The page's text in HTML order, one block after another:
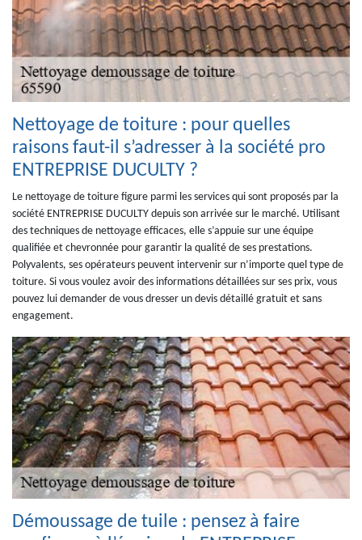
Nettoyage de toiture : pour quelles
raisons faut-il s’adresser à la société pro
ENTREPRISE DUCULTY ?
Le nettoyage de toiture figure parmi les services qui sont proposés par la
société ENTREPRISE DUCULTY depuis son arrivée sur le marché. Utilisant
des techniques de nettoyage efficaces, elle s’appuie sur une équipe
qualifiée et chevronnée pour garantir la qualité de ses prestations.
Polyvalents, ses opérateurs peuvent intervenir sur n’importe quel type de
toiture. Si vous voulez avoir des informations détaillées sur ses prix, vous
pouvez lui demander de vous dresser un devis détaillé gratuit et sans
engagement.
Démoussage de tuile : pensez à faire